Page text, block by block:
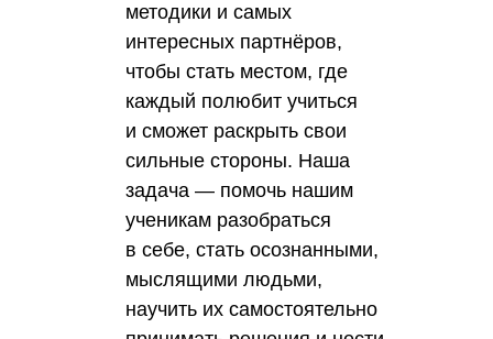
методики и самых
интересных партнёров,
чтобы стать местом, где
каждый полюбит учиться
и сможет раскрыть свои
сильные стороны. Наша
задача — помочь нашим
ученикам разобраться
в себе, стать осознанными,
мыслящими людьми,
научить их самостоятельно